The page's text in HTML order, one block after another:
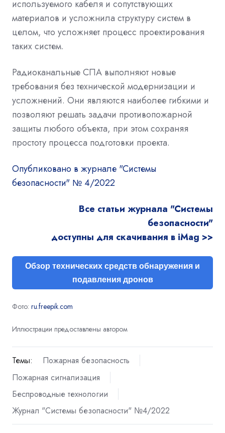
используемого кабеля и сопутствующих
материалов и усложнила структуру систем в
целом, что усложняет процесс проектирования
таких систем.
Радиоканальные СПА выполняют новые
требования без технической модернизации и
усложнений. Они являются наиболее гибкими и
позволяют решать задачи противопожарной
защиты любого объекта, при этом сохраняя
простоту процесса подготовки проекта.
Опубликовано в журнале "Системы
безопасности" № 4/2022
Все статьи журнала "Системы
безопасности"
доступны для скачивания в iMag >>
Обзор технических средств обнаружения и
подавления дронов
Фото: ru.freepik.com
Иллюстрации предоставлены автором
Темы:
Пожарная безопасность
Пожарная сигнализация
Беспроводные технологии
Журнал "Системы безопасности" №4/2022